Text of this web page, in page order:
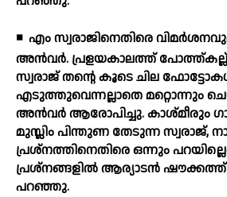
◾ എം സ്വരാജിനെതിരെ
അന്‍വര്‍. പ്രളയകാലത്ത് പോത്ത്കല്ല്
സ്വരാജ് തന്റെ കൂടെ ചില
എടുത്തുവെന്നല്ലാതെ മറ്റൊന്നും
അന്‍വര്‍ ആരോപിച്ചു. കാശ്മീരും
മുസ്ലിം പിന്തുണ തേടുന്ന സ്വരാജ്,
പ്രശ്നത്തിനെതിരെ ഒന്നും
പ്രശ്നങ്ങളില്‍ ആര്യാടന്‍ ഷൗക്കത്ത്
പറഞ്ഞു.